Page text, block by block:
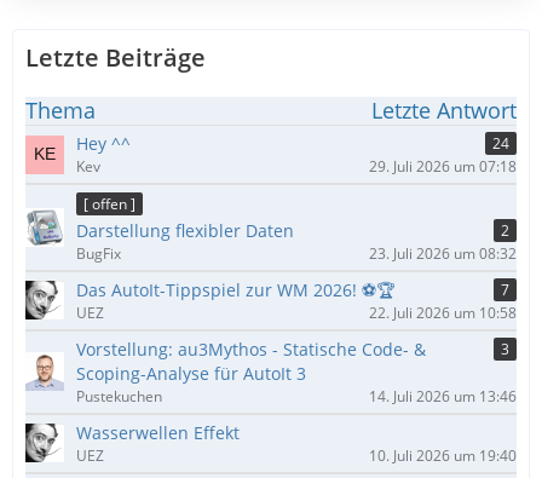
g
i
t
ä
g
e
e
e
t
r
ä
g
e
Letzte Beiträge
Thema Letzte Antwort
Hey ^^
24
Kev
29. Juli 2026 um 07:18
[ offen ]
Darstellung flexibler Daten
2
BugFix
23. Juli 2026 um 08:32
Das AutoIt-Tippspiel zur WM 2026! ⚽🏆
7
UEZ
22. Juli 2026 um 10:58
Vorstellung: au3Mythos - Statische Code- &
Scoping-Analyse für AutoIt 3
3
Pustekuchen 14. Juli 2026 um 13:46
Wasserwellen Effekt
UEZ 10. Juli 2026 um 19:40